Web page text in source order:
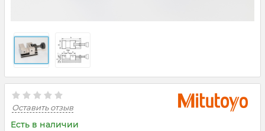
Оставить отзыв
Есть в наличии